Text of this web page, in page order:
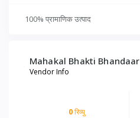
100% प्रामाणिक उत्पाद
Mahakal Bhakti Bhandaar
Vendor Info
0रिव्यु